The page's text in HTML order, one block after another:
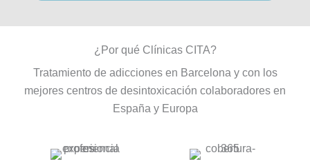
¿Por qué Clínicas CITA?
Tratamiento de adicciones en Barcelona y con los
mejores centros de desintoxicación colaboradores en
España y Europa